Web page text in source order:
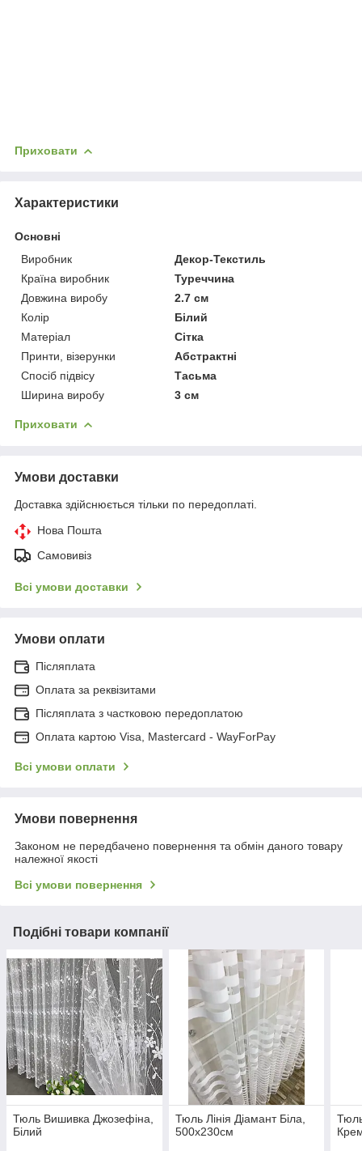
Приховати
Характеристики
Основні
Виробник
Декор-Текстиль
Країна виробник
Туреччина
Довжина виробу
2.7 см
Колір
Білий
Матеріал
Сітка
Принти, візерунки
Абстрактні
Спосіб підвісу
Тасьма
Ширина виробу
3 см
Приховати
Умови доставки
Доставка здійснюється тільки по передоплаті.
Нова Пошта
Самовивіз
Всі умови доставки
Умови оплати
Післяплата
Оплата за реквізитами
Післяплата з частковою передоплатою
Оплата картою Visa, Mastercard - WayForPay
Всі умови оплати
Умови повернення
Законом не передбачено повернення та обмін даного товару
належної якості
Всі умови повернення
Подібні товари компанії
Тюль Вишивка Джозефіна,
Білий
Тюль Лінія Діамант Біла,
500х230см